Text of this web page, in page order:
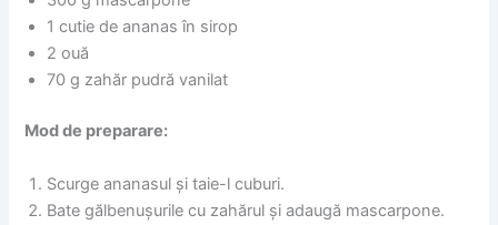
1 cutie de ananas în sirop
2 ouă
70 g zahăr pudră vanilat
Mod de preparare:
Scurge ananasul și taie-l cuburi.
Bate gălbenușurile cu zahărul și adaugă mascarpone.